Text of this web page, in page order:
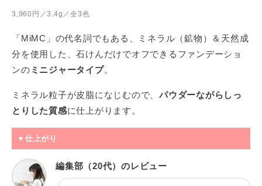
3,960円／3.4g／全3色
「MiMC」の代名詞でもある、ミネラル（鉱物）＆天然成
分を使用した、石けんだけでオフできるファンデーショ
ンの ミニジャータイプ。
ミネラル粒子が皮脂になじむので、 パウダーながらしっ
とりした質感に仕上がります。
▼仕上がり
編集部（20代）のレビュー